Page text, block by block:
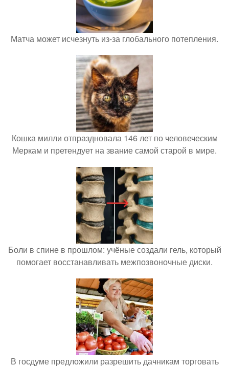
Матча может исчезнуть из-за глобального потепления.
Кошка милли отпраздновала 146 лет по человеческим
Меркам и претендует на звание самой старой в мире.
Боли в спине в прошлом: учёные создали гель, который
помогает восстанавливать межпозвоночные диски.
В госдуме предложили разрешить дачникам торговать